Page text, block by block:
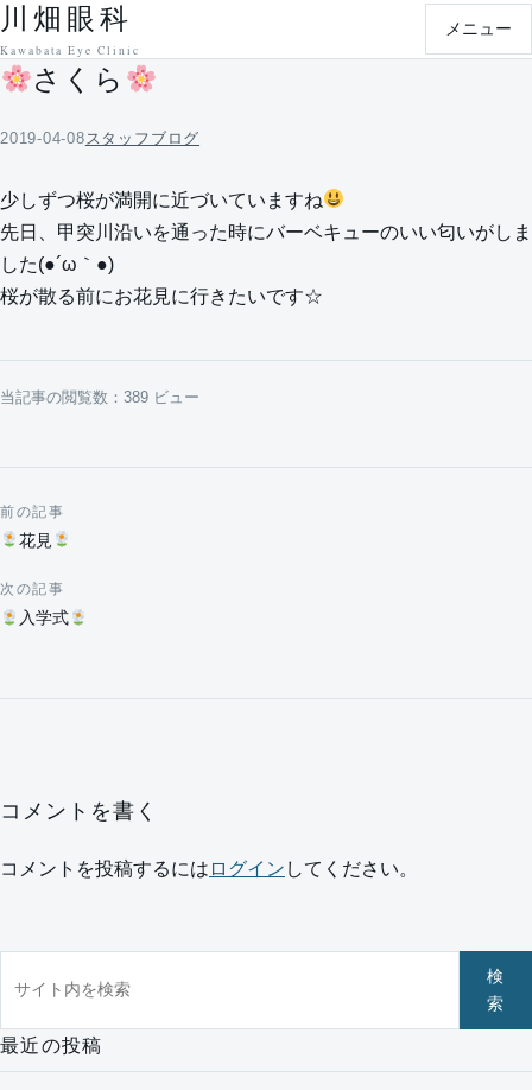
本文へ移動
川畑眼科
Kawabata Eye Clinic
メニュー
さくら
2019-04-08 スタッフブログ
少しずつ桜が満開に近づいていますね
先日、甲突川沿いを通った時にバーベキューのいい匂いがしま
した(●´ω｀●)
桜が散る前にお花見に行きたいです☆
当記事の閲覧数：389 ビュー
投稿ナビゲーション
前の記事
花見
次の記事
入学式
コメントを書く
コメントを投稿するには ログイン してください。
検
索
最近の投稿